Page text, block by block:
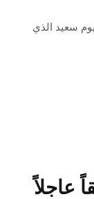
يوم سعيد الذي
عاجلاً